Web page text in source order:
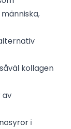
kollagen
av
i